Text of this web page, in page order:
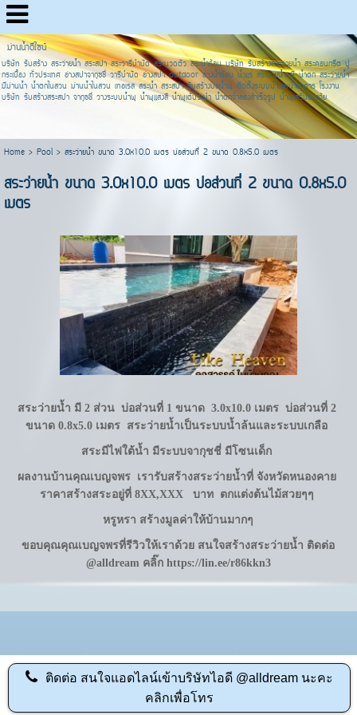
ม่านน้ำดีไซน์
บริษัท รับสร้าง สระว่ายน้ำ สระสปา สระวารีบำบัด สระนวดตัว สระน้ำร้อน บริษัท รับสร้างสระว่ายน้ำ สระคอนกรีต ปู
กระเบื้อง ทั่วประเทศ อ่างสปาจากุซชี่ วารีบำบัด อ่างสปา outdoor อ่างน้ำร้อน น้ำแร่ สระว่ายน้ำ มี น้ำตก สระว่ายน้ำ
มีม่านน้ำ น้ำตกในสวน ม่านน้ำในสวน เทอเรส สระน้ำ สระสปา รับสร้างบ่อน้ำพุ ติดตั้งระบบน้ำพุหน้าอาคาร โรงงาน
บริษัท รับสร้างสระสปา จากุซชี่ วางระบบน้ำพุ น้ำพุแสงสี น้ำพุเต้นระบำ น้ำตกจำลองสำเร็จรูป น้ำพุเสริมฮวงจุ้ย
Home> Pool> สระว่ายน้ำ ขนาด 3.0x10.0 เมตร บ่อส่วนที่ 2 ขนาด 0.8x5.0 เมตร
สระว่ายน้ำ ขนาด 3.0x10.0 เมตร บ่อส่วนที่ 2 ขนาด 0.8x5.0
เมตร
สระว่ายน้ำ มี 2 ส่วน บ่อส่วนที่ 1 ขนาด 3.0x10.0 เมตร บ่อส่วนที่ 2
ขนาด 0.8x5.0 เมตร สระว่ายน้ำเป็นระบบน้ำล้นและระบบเกลือ
สระมีไฟใต้น้ำ มีระบบจากุชชี่ มีโซนเด็ก
ผลงานบ้านคุณเบญจพร เรารับสร้างสระว่ายน้ำที่ จังหวัดหนองคาย
ราคาสร้างสระอยู่ที่ 8XX,XXX บาท ตกแต่งต้นไม้สวยๆๆ
หรูหรา สร้างมูลค่าให้บ้านมากๆ
ขอบคุณคุณเบญจพรที่รีวิวให้เราด้วย สนใจสร้างสระว่ายน้ำ ติดต่อ
@alldream คลิ๊ก https://lin.ee/r86kkn3
ติดต่อ สนใจแอดไลน์เข้าบริษัทไอดี @alldream นะคะ
คลิกเพื่อโทร